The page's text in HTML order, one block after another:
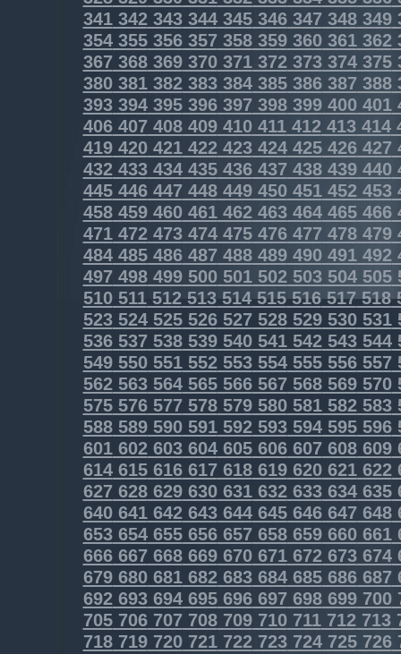
341342343344345346347 348349
354355356357358359360361362
367368369370371372373374375
380381382383384385386387 388
393394395396397 398399400 401
406407408409410411412413414
419420421422423424425426427
432433434435436437 438439440
445446447448449450451452453
458459460461462463464465466
471472473474475476477 478479
484485486487488489490 491492
497498499500501502503504505
510511512513514515516517518
523524525526527528529530531
536537538539540541542543544
549550551552553554555556557
562563564565566567568569570
575576577578579580581582583
588589590591592593594595596
601602603604605606607608609
614615616617618619620621622
627628629630631632633634635
640641642643644645646647648
653654655656657658659660661
666667668669670671672673674
679680681682683684685686687
692693694695696697698699700
705706707708709710711712713
718719720721722723724725726